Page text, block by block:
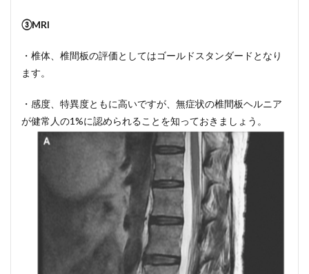
③MRI
・椎体、椎間板の評価としてはゴールドスタンダードとなり
ます。
・感度、特異度ともに高いですが、無症状の椎間板ヘルニア
が健常人の1%に認められることを知っておきましょう。